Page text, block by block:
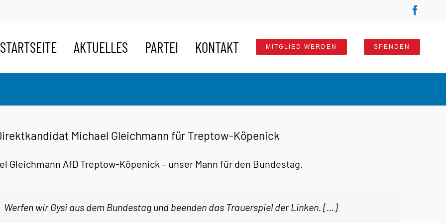
STARTSEITE AKTUELLES PARTEI KONTAKT MITGLIED WERDEN SPENDEN
Michael Gleichmann für Treptow-Köpenick
Gleichmann AfD Treptow-Köpenick – unser Mann für den Bundestag.
Werfen wir Gysi aus dem Bundestag und beenden das Trauerspiel der Linken. […]